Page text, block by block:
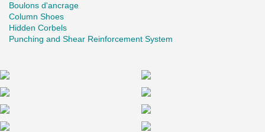
Boulons d'ancrage
Column Shoes
Hidden Corbels
Punching and Shear Reinforcement System